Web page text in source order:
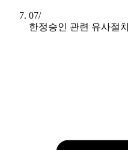
07/
한정승인 관련 유사절